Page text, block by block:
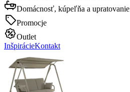
Domácnosť, kúpeľňa a upratovanie
Promocje
Outlet
InšpirácieKontakt